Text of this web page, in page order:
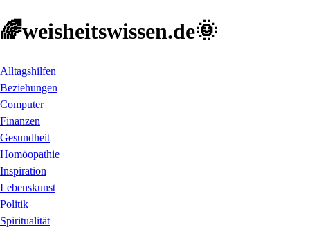
🌈weisheitswissen.de🌞
Alltagshilfen
Beziehungen
Computer
Finanzen
Gesundheit
Homöopathie
Inspiration
Lebenskunst
Politik
Spiritualität